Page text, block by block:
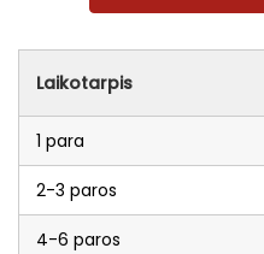
Laikotarpis
1 para
2-3 paros
4-6 paros